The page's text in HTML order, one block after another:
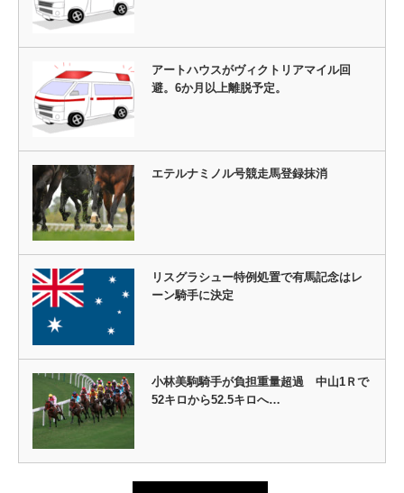
アートハウスがヴィクトリアマイル回
避。6か月以上離脱予定。
エテルナミノル号競走馬登録抹消
リスグラシュー特例処置で有馬記念はレ
ーン騎手に決定
小林美駒騎手が負担重量超過 中山1Ｒで
52キロから52.5キロへ…